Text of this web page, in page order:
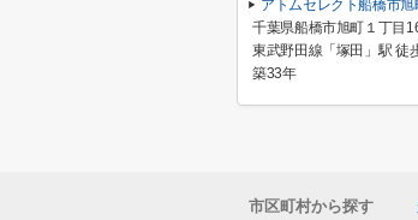
千葉県船橋市旭町１丁目
東武野田線「塚田」駅 徒
築33年
市区町村から探す